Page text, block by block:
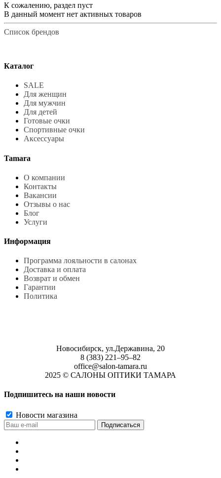
К сожалению, раздел пуст
В данный момент нет активных товаров
Список брендов
Каталог
SALE
Для женщин
Для мужчин
Для детей
Готовые очки
Спортивные очки
Аксессуары
Tamara
О компании
Контакты
Вакансии
Отзывы о нас
Блог
Услуги
Информация
Программа лояльности в салонах
Доставка и оплата
Возврат и обмен
Гарантии
Политика
Новосибирск, ул.Державина, 20
8 (383) 221‒95‒82
office@salon-tamara.ru
2025 © САЛОНЫ ОПТИКИ ТАМАРА
Подпишитесь на наши новости
Новости магазина